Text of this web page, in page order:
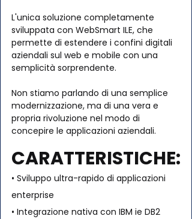
L'unica soluzione completamente
sviluppata con WebSmart ILE, che
permette di estendere i confini digitali
aziendali sul web e mobile con una
semplicità sorprendente.
Non stiamo parlando di una semplice
modernizzazione, ma di una vera e
propria rivoluzione nel modo di
concepire le applicazioni aziendali.
CARATTERISTICHE:
• Sviluppo ultra-rapido di applicazioni
enterprise
• Integrazione nativa con IBM ie DB2